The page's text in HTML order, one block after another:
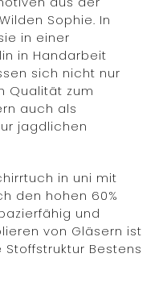
Sophie. In
in einer
in Handarbeit
sich nicht nur
Qualität zum
auch als
jagdlichen
in uni mit
den hohen 60%
und
von Gläsern ist
Bestens